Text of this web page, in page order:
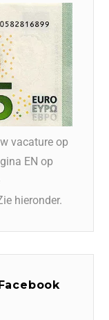
vacature op
EN op
hieronder.